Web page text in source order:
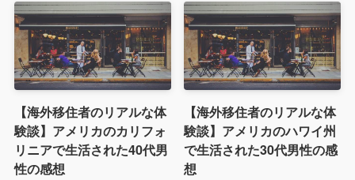
【海外移住者のリアルな体
験談】アメリカのカリフォ
リニアで生活された40代男
性の感想
【海外移住者のリアルな体
験談】アメリカのハワイ州
で生活された30代男性の感
想